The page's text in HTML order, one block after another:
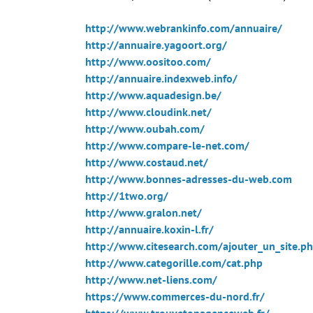
http://www.webrankinfo.com/annuaire/
http://annuaire.yagoort.org/
http://www.oositoo.com/
http://annuaire.indexweb.info/
http://www.aquadesign.be/
http://www.cloudink.net/
http://www.oubah.com/
http://www.compare-le-net.com/
http://www.costaud.net/
http://www.bonnes-adresses-du-web.com
http://1two.org/
http://www.gralon.net/
http://annuaire.koxin-l.fr/
http://www.citesearch.com/
http://www.categorille.com/cat.php
http://www.net-liens.com/
https://www.commerces-du-nord.fr/